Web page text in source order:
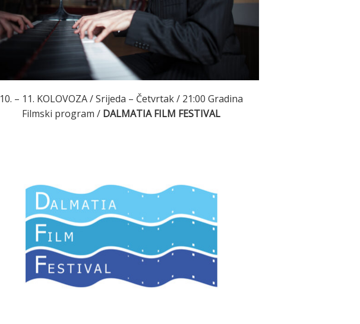
10. – 11. KOLOVOZA / Srijeda – Četvrtak / 21:00 Gradina
Filmski program / DALMATIA FILM FESTIVAL